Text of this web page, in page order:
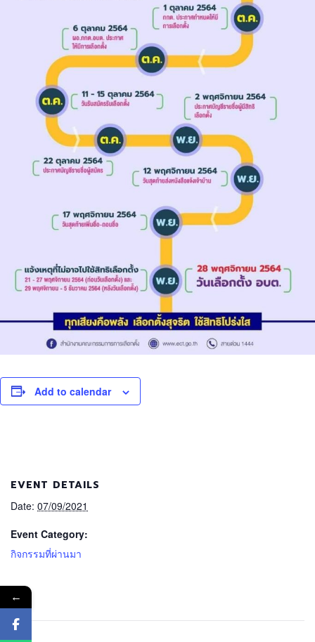
Add to calendar
EVENT DETAILS
Date: 07/09/2021
Event Category:
กิจกรรมที่ผ่านมา
←